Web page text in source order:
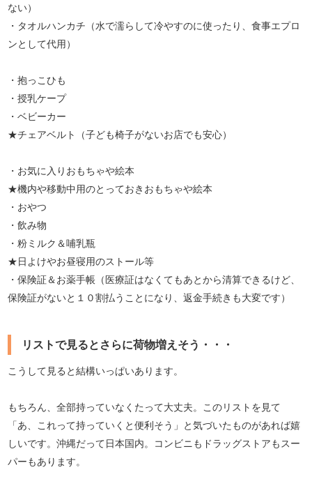
ない）
・タオルハンカチ（水で濡らして冷やすのに使ったり、食事エプロ
ンとして代用）
・抱っこひも
・授乳ケープ
・ベビーカー
★チェアベルト（子ども椅子がないお店でも安心）
・お気に入りおもちゃや絵本
★機内や移動中用のとっておきおもちゃや絵本
・おやつ
・飲み物
・粉ミルク＆哺乳瓶
★日よけやお昼寝用のストール等
・保険証＆お薬手帳（医療証はなくてもあとから清算できるけど、
保険証がないと１０割払うことになり、返金手続きも大変です）
リストで見るとさらに荷物増えそう・・・
こうして見ると結構いっぱいあります。
もちろん、全部持っていなくたって大丈夫。このリストを見て
「あ、これって持っていくと便利そう」と気づいたものがあれば嬉
しいです。沖縄だって日本国内。コンビニもドラッグストアもスー
パーもあります。